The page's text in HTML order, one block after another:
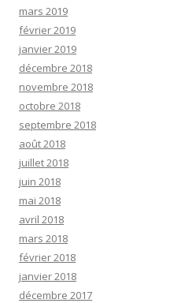
mars 2019
février 2019
janvier 2019
décembre 2018
novembre 2018
octobre 2018
septembre 2018
août 2018
juillet 2018
juin 2018
mai 2018
avril 2018
mars 2018
février 2018
janvier 2018
décembre 2017